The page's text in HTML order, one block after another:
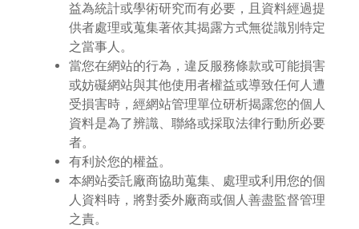
益為統計或學術研究而有必要，且資料經過提
供者處理或蒐集著依其揭露方式無從識別特定
之當事人。
當您在網站的行為，違反服務條款或可能損害
或妨礙網站與其他使用者權益或導致任何人遭
受損害時，經網站管理單位研析揭露您的個人
資料是為了辨識、聯絡或採取法律行動所必要
者。
有利於您的權益。
本網站委託廠商協助蒐集、處理或利用您的個
人資料時，將對委外廠商或個人善盡監督管理
之責。